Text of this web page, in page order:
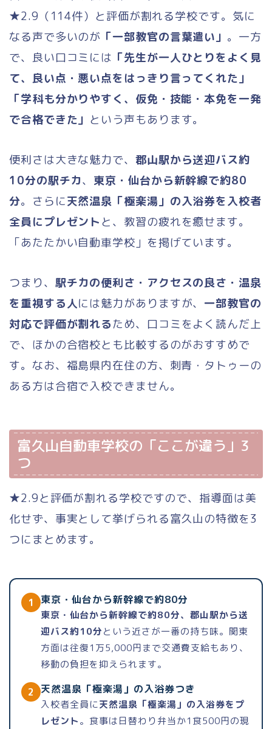
★2.9（114件）と評価が割れる学校です。気に
なる声で多いのが 「一部教官の言葉遣い」 。一方
で、良い口コミには 「先生が一人ひとりをよく見
て、良い点・悪い点をはっきり言ってくれた」
「学科も分かりやすく、仮免・技能・本免を一発
で合格できた」 という声もあります。
便利さは大きな魅力で、 郡山駅から送迎バス約
10分の駅チカ、 東京・仙台から新幹線で約80
分。さらに天然温泉「極楽湯」の入浴券を入校者
全員にプレゼント と、教習の疲れを癒せます。
「あたたかい自動車学校」を掲げています。
つまり、 駅チカの便利さ・アクセスの良さ・温泉
を重視する人には魅力がありますが、 一部教官の
対応で評価が割れるため、口コミをよく読んだ上
で、ほかの合宿校とも比較するのがおすすめで
す。なお、福島県内在住の方、刺青・タトゥーの
ある方は合宿で入校できません。
富久山自動車学校の「ここが違う」3
つ
★2.9と評価が割れる学校ですので、指導面は美
化せず、事実として挙げられる富久山の特徴を3
つにまとめます。
1 東京・仙台から新幹線で約80分
東京・仙台から新幹線で約80分、郡山駅から送
迎バス約10分という近さが一番の持ち味。関東
方面は往復1万5,000円まで交通費支給もあり、
移動の負担を抑えられます。
2 天然温泉「極楽湯」の入浴券つき
入校者全員に天然温泉「極楽湯」の入浴券をプ
レゼント。食事は日替わり弁当か1食500円の現